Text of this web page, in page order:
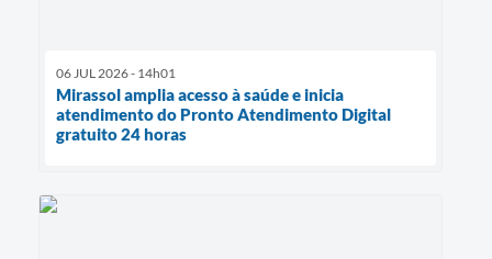
06 JUL 2026 - 14h01
Mirassol amplia acesso à saúde e inicia
atendimento do Pronto Atendimento Digital
gratuito 24 horas